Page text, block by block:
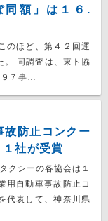
同額」は１６.
のほど、第４２回運
。 同調査は、東ト協
９７事…
故防止コンクー
社が受賞
クシーの各協会は１
用自動車事故防止コ
代表して、神奈川県